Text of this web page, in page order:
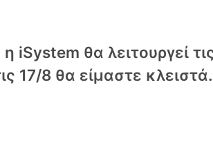
iSystem θα λειτουργεί
17/8 θα είμαστε κλειστά.